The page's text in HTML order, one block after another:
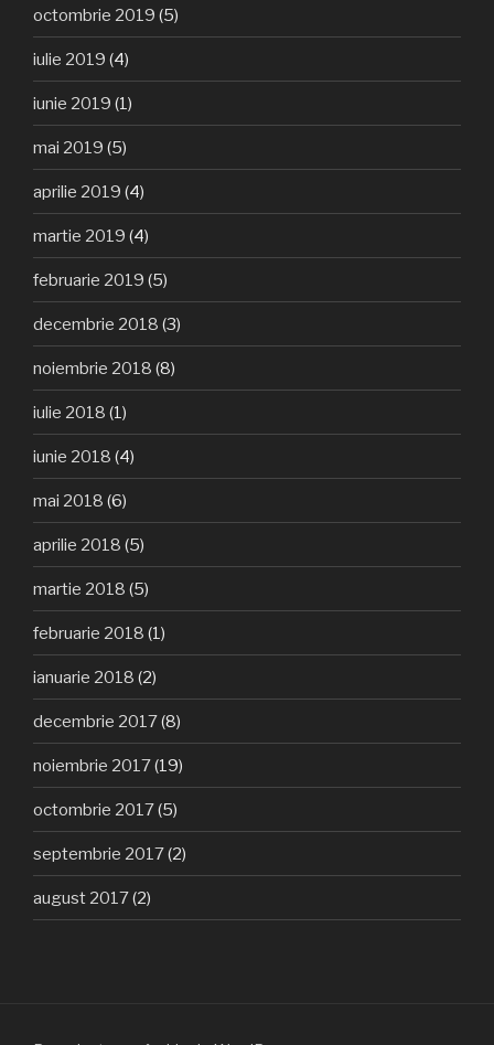
octombrie 2019 (5)
iulie 2019 (4)
iunie 2019 (1)
mai 2019 (5)
aprilie 2019 (4)
martie 2019 (4)
februarie 2019 (5)
decembrie 2018 (3)
noiembrie 2018 (8)
iulie 2018 (1)
iunie 2018 (4)
mai 2018 (6)
aprilie 2018 (5)
martie 2018 (5)
februarie 2018 (1)
ianuarie 2018 (2)
decembrie 2017(8)
noiembrie 2017(19)
octombrie 2017(5)
septembrie 2017(2)
august 2017(2)